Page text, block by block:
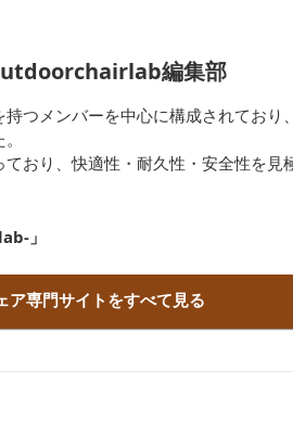
編集部
つメンバーを中心に構成されており
おり、快適性・耐久性・安全性を見
」
ア専門サイトをすべて見る